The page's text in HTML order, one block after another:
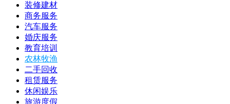
装修建材
商务服务
汽车服务
婚庆服务
教育培训
农林牧渔
二手回收
租赁服务
休闲娱乐
旅游度假